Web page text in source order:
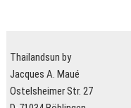
Thailandsun by
Jacques A. Maué
Ostelsheimer Str. 27